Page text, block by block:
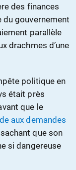
des finances
gouvernement
parallèle
drachmes d’une
politique en
était près
que le
aux demandes
que son
si dangereuse